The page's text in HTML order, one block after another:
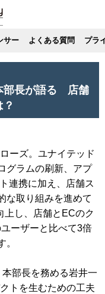
サー よくある質問 プラ
部長が語る 店舗
ーズ。ユナイテッド
グラムの刷新、アプ
連携に加え、店舗ス
な取り組みを進めて
上し、店舗とECのク
ーザーと比べて3倍
。
部長を務める岩井一
トを生むための工夫